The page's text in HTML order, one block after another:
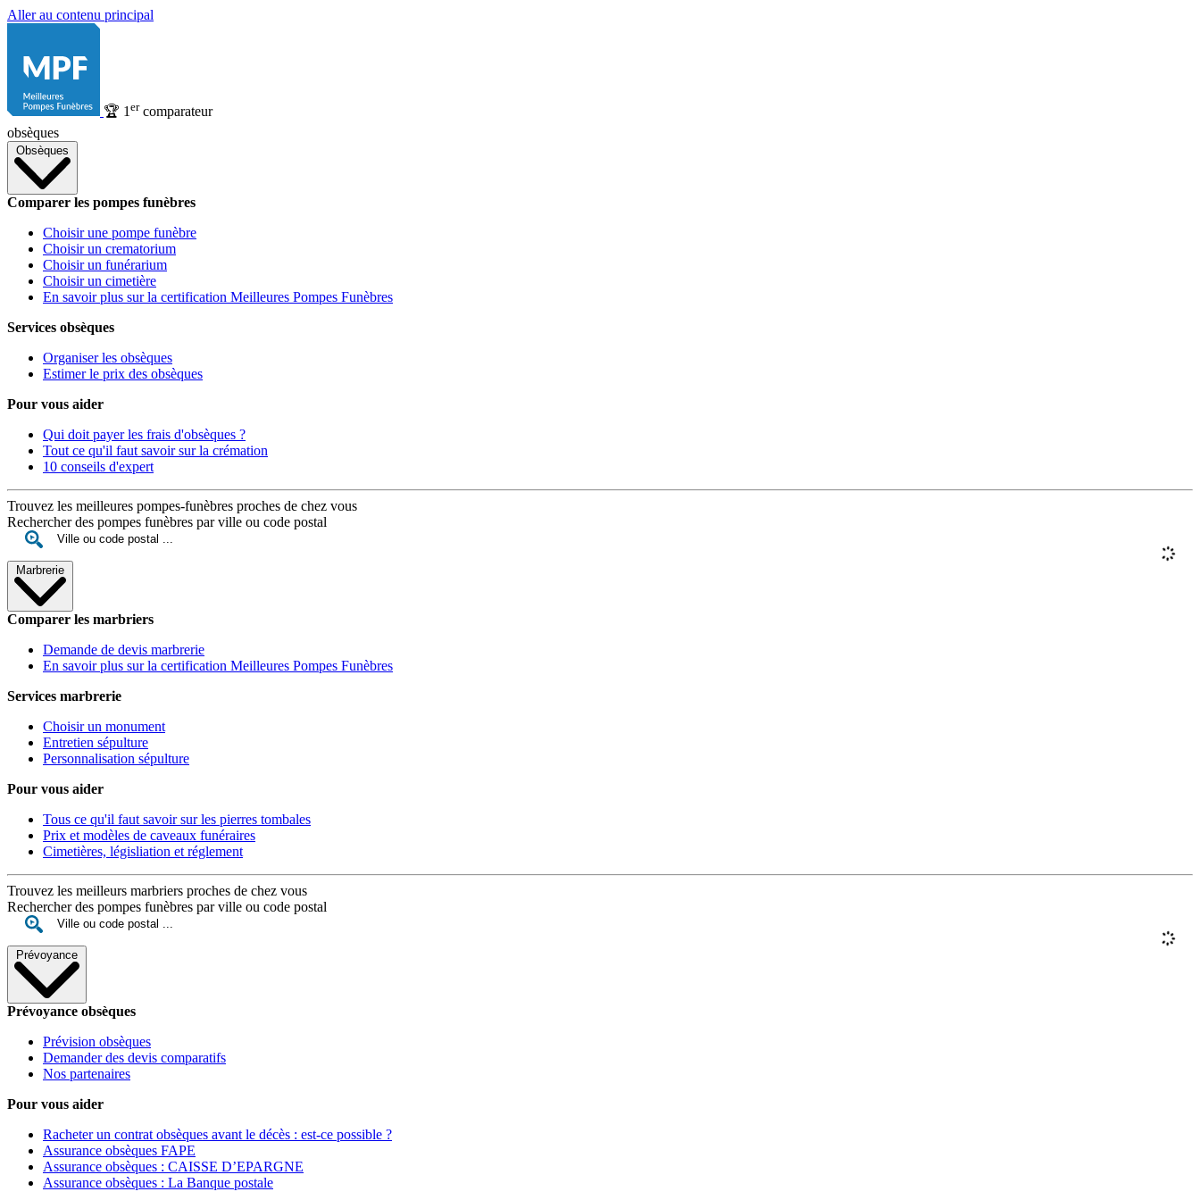
Aller au contenu principal
🏆 1 ercomparateur
obsèques
Obsèques
Comparer les pompes funèbres
Choisir une pompe funèbre
Choisir un crematorium
Choisir un funérarium
Choisir un cimetière
En savoir plus sur la certification Meilleures Pompes Funèbres
Services obsèques
Organiser les obsèques
Estimer le prix des obsèques
Pour vous aider
Qui doit payer les frais d'obsèques ?
Tout ce qu'il faut savoir sur la crémation
10 conseils d'expert
Trouvez les meilleures pompes-funèbres proches de chez vous
Rechercher des pompes funèbres par ville ou code postal
Marbrerie
Comparer les marbriers
Demande de devis marbrerie
En savoir plus sur la certification Meilleures Pompes Funèbres
Services marbrerie
Choisir un monument
Entretien sépulture
Personnalisation sépulture
Pour vous aider
Tous ce qu'il faut savoir sur les pierres tombales
Prix et modèles de caveaux funéraires
Cimetières, législiation et réglement
Trouvez les meilleurs marbriers proches de chez vous
Rechercher des pompes funèbres par ville ou code postal
Prévoyance
Prévoyance obsèques
Prévision obsèques
Demander des devis comparatifs
Nos partenaires
Pour vous aider
Racheter un contrat obsèques avant le décès : est-ce possible ?
Assurance obsèques FAPE
Assurance obsèques : CAISSE D’EPARGNE
Assurance obsèques : La Banque postale